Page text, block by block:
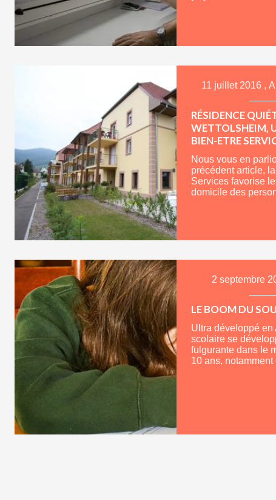
11 juillet 2016,
RÉSIDENCE
WETTOLSHEIM,
BIEN-ETRE
Nous vous en
précédent article,
Services favorise
domicile des
2 septembre
LE BOOM DU
Ultra développé en
scolaire se
fulgurante dans le
10 ans, notamment